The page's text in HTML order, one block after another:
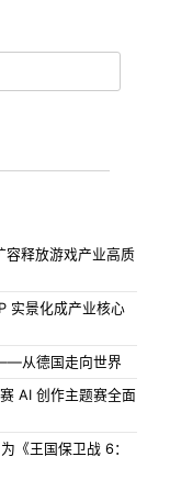
容释放游戏产业高质
实景化成产业核心
从德国走向世界
AI 创作主题赛全面
《王国保卫战 6：